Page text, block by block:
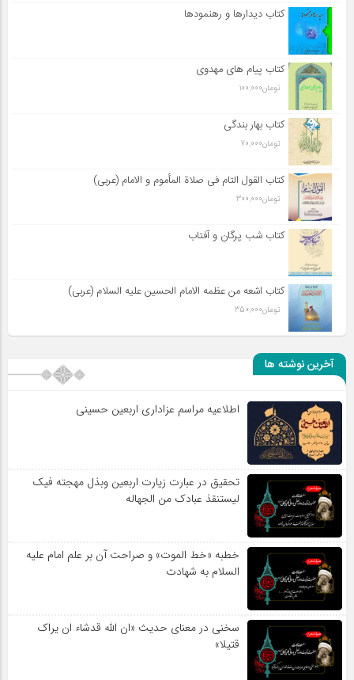
کتاب دیدارها و رهنمودها
کتاب پیام های مهدوی
تومان100,000
کتاب بهار بندگی
تومان70,000
کتاب القول التام فی صلاة المأموم و الامام (عربی)
تومان300,000
کتاب شب پرگان و آفتاب
کتاب اشعه من عظمه الامام الحسین علیه السلام (عربی)
تومان350,000
آخرین نوشته ها
اطلاعیه مراسم عزاداری اربعین حسینی
تحقیق در عبارت زیارت اربعین وبذل مهجته فیک
لیستنقذ عبادک من الجهاله
خطبه «خط الموت» و صراحت آن بر علم امام علیه
السلام به شهادت
سخنی در معنای حدیث «ان الله قدشاء ان یراک
قتیلا»